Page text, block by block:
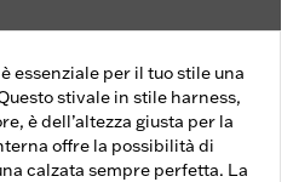
essenziale per il tuo stile una
stivale in stile harness,
è dell’altezza giusta per la
offre la possibilità di
calzata sempre perfetta. La